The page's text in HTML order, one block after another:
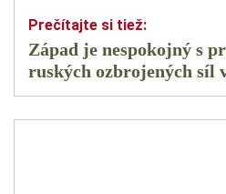
Západ je nespokojný s
ruských ozbrojených síl